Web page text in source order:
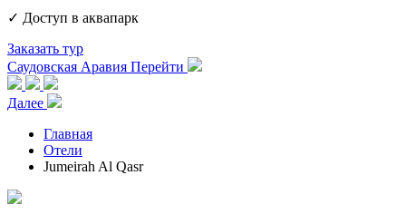
✓ Доступ в аквапарк
Заказать тур
Саудовская Аравия Перейти
Далее
Главная
Отели
Jumeirah Al Qasr